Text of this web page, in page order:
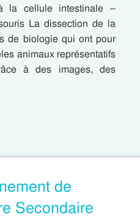
la cellule intestinale –
La dissection de la
de biologie qui ont pour
animaux représentatifs
à des images, des
de
Secondaire